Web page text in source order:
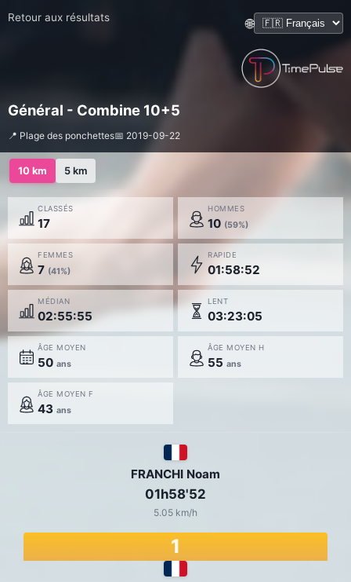
Retour aux résultats 🌐
Général - Combine 10+5
📍 Plage des ponchettes📅 2019-09-22
10 km 5 km
CLASSÉS
17
HOMMES
10 (59%)
FEMMES
7 (41%)
RAPIDE
01:58:52
MÉDIAN
02:55:55
LENT
03:23:05
ÂGE MOYEN
50 ans
ÂGE MOYEN H
55 ans
ÂGE MOYEN F
43 ans
FRANCHI Noam
01h58'52
5.05 km/h
1